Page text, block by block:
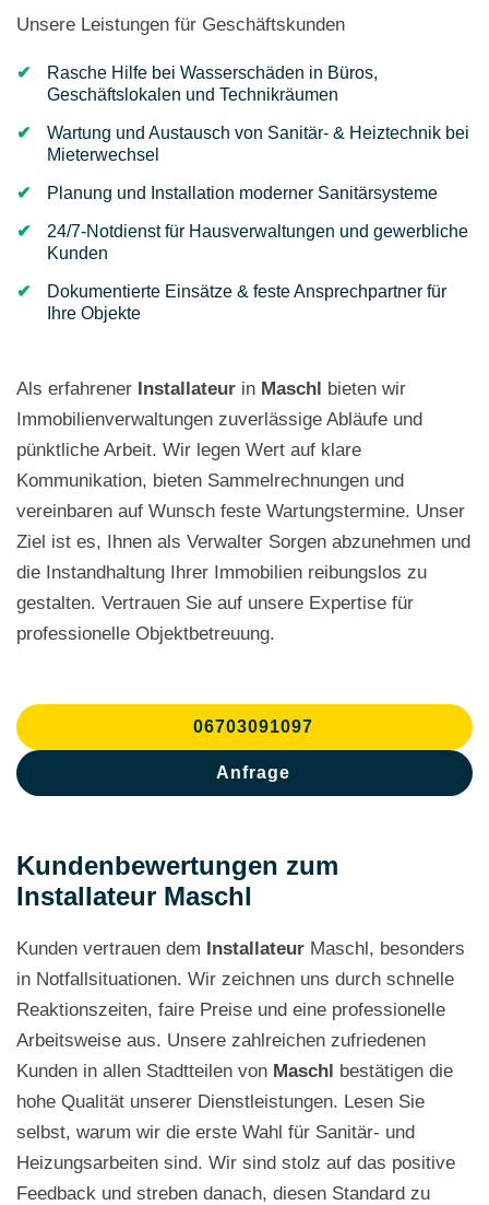
Unsere Leistungen für Geschäftskunden
Rasche Hilfe bei Wasserschäden in Büros,
Geschäftslokalen und Technikräumen
Wartung und Austausch von Sanitär- & Heiztechnik bei
Mieterwechsel
Planung und Installation moderner Sanitärsysteme
24/7-Notdienst für Hausverwaltungen und gewerbliche
Kunden
Dokumentierte Einsätze & feste Ansprechpartner für
Ihre Objekte
Als erfahrener Installateur in Maschl bieten wir
Immobilienverwaltungen zuverlässige Abläufe und
pünktliche Arbeit. Wir legen Wert auf klare
Kommunikation, bieten Sammelrechnungen und
vereinbaren auf Wunsch feste Wartungstermine. Unser
Ziel ist es, Ihnen als Verwalter Sorgen abzunehmen und
die Instandhaltung Ihrer Immobilien reibungslos zu
gestalten. Vertrauen Sie auf unsere Expertise für
professionelle Objektbetreuung.
06703091097
Anfrage
Kundenbewertungen zum
Installateur Maschl
Kunden vertrauen dem Installateur Maschl, besonders
in Notfallsituationen. Wir zeichnen uns durch schnelle
Reaktionszeiten, faire Preise und eine professionelle
Arbeitsweise aus. Unsere zahlreichen zufriedenen
Kunden in allen Stadtteilen von Maschl bestätigen die
hohe Qualität unserer Dienstleistungen. Lesen Sie
selbst, warum wir die erste Wahl für Sanitär- und
Heizungsarbeiten sind. Wir sind stolz auf das positive
Feedback und streben danach, diesen Standard zu